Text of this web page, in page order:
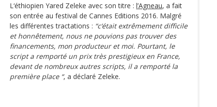
L‘éthiopien Yared Zeleke avec son titre : l’Agneau, a fait
son entrée au festival de Cannes Editions 2016. Malgré
les différentes tractations : “c‘était extrêmement difficile
et honnêtement, nous ne pouvions pas trouver des
financements, mon producteur et moi. Pourtant, le
script a remporté un prix très prestigieux en France,
devant de nombreux autres scripts, il a remporté la
première place “, a déclaré Zeleke.